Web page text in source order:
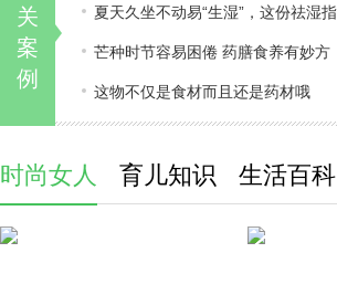
关
案
例
芒种时节容易困倦 药膳食养有妙方
这物不仅是食材而且还是药材哦
时尚女人 育儿知识 生活百科